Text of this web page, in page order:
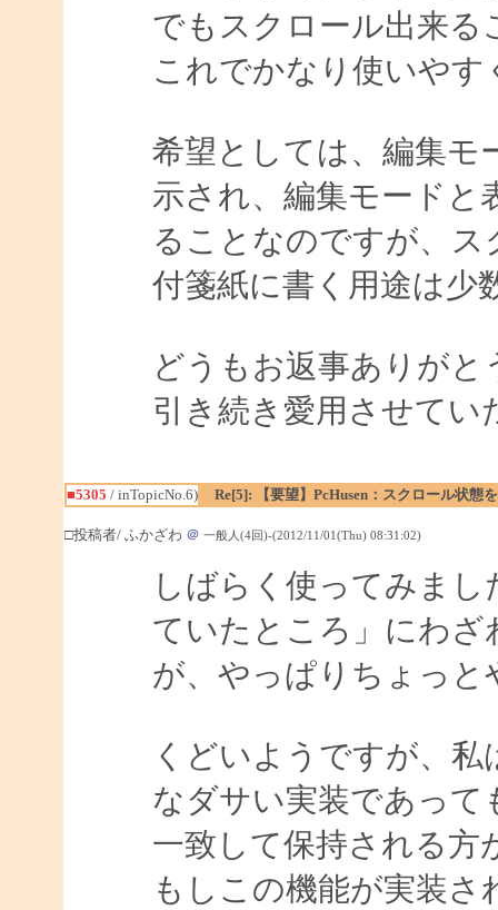
でもスクロール出来る
これでかなり使いやす
希望としては、編集モ
示され、編集モードと
ることなのですが、
付箋紙に書く用途は少
どうもお返事ありが
引き続き愛用させてい
■5305 / inTopicNo.6) Re[5]: 【要望】PcHusen：スクロール状態
□投稿者/ ふかざわ ＠ 一般人(4回)-(2012/11/01(Thu) 08:31:02)
しばらく使ってみま
ていたところ」にわ
が、やっぱりちょっ
くどいようですが、
なダサい実装であって
一致して保持される方
もしこの機能が実装